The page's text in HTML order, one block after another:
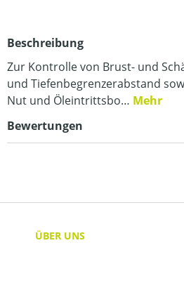
Beschreibung
Zur Kontrolle von Brust- und
und Tiefenbegrenzerabstand
Nut und Öleintrittsbo… Mehr
Bewertungen
ÜBER UNS